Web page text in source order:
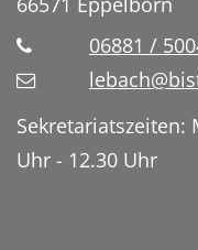
06881 /
Sekretariatszeiten:
Uhr - 12.30 Uhr